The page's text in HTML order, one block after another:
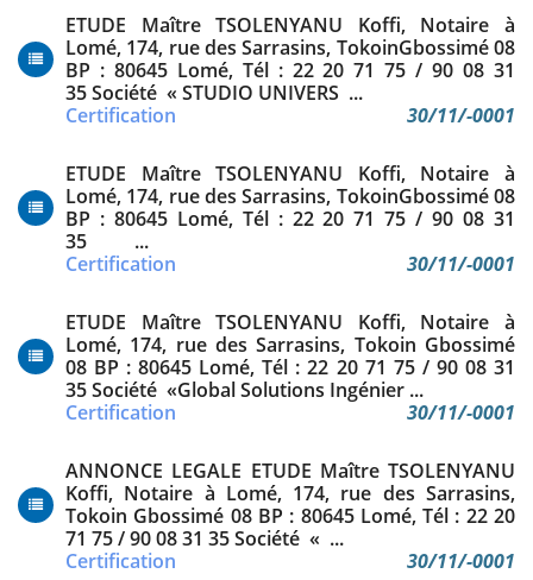
ETUDE Maître TSOLENYANU Koffi, Notaire à
Lomé, 174, rue des Sarrasins, TokoinGbossimé 08
BP : 80645 Lomé, Tél : 22 20 71 75 / 90 08 31
35 Société « STUDIO UNIVERS ...
Certification
30/11/-0001
ETUDE Maître TSOLENYANU Koffi, Notaire à
Lomé, 174, rue des Sarrasins, TokoinGbossimé 08
BP : 80645 Lomé, Tél : 22 20 71 75 / 90 08 31
35 ...
Certification
30/11/-0001
ETUDE Maître TSOLENYANU Koffi, Notaire à
Lomé, 174, rue des Sarrasins, Tokoin Gbossimé
08 BP : 80645 Lomé, Tél : 22 20 71 75 / 90 08 31
35 Société «Global Solutions Ingénier ...
Certification
30/11/-0001
ANNONCE LEGALE ETUDE Maître TSOLENYANU
Koffi, Notaire à Lomé, 174, rue des Sarrasins,
Tokoin Gbossimé 08 BP : 80645 Lomé, Tél : 22 20
71 75 / 90 08 31 35 Société « ...
Certification
30/11/-0001